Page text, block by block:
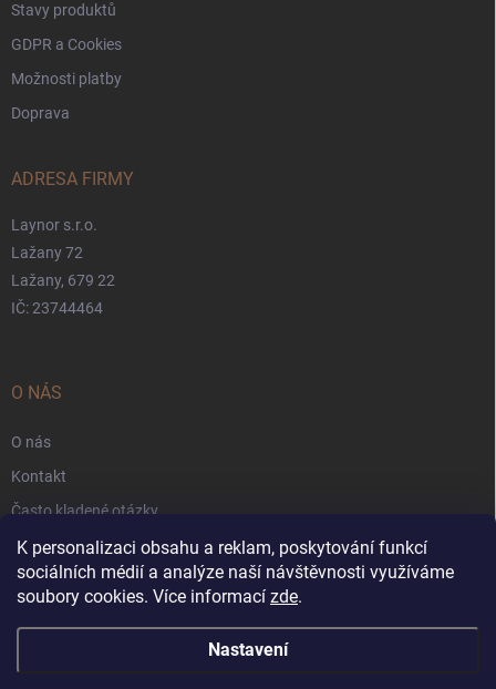
K personalizaci obsahu a reklam, poskytování funkcí
sociálních médií a analýze naší návštěvnosti využíváme
soubory cookies. Více informací zde.
Nastavení
Stavy produktů
GDPR a Cookies
Možnosti platby
Doprava
ADRESA FIRMY
Laynor s.r.o.
Lažany 72
Lažany, 679 22
IČ: 23744464
O NÁS
O nás
Kontakt
Často kladené otázky
Záruka
Obchodní podmínky